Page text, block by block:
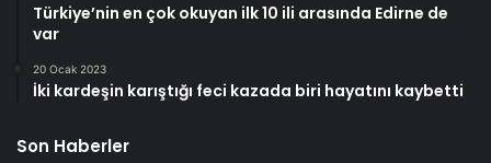
Türkiye’nin en çok okuyan ilk 10 ili arasında Edirne de
var
20 Ocak 2023
İki kardeşin karıştığı feci kazada biri hayatını kaybetti
Son Haberler